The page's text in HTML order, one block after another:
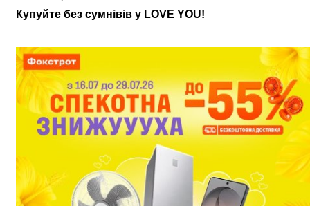
Купуйте без сумнівів у LOVE YOU!